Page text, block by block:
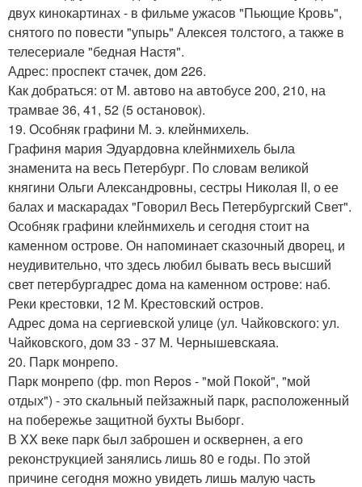
двух кинокартинах - в фильме ужасов "Пьющие Кровь",
снятого по повести "упырь" Алексея толстого, а также в
телесериале "бедная Настя".
Адрес: проспект стачек, дом 226.
Как добраться: от М. автово на автобусе 200, 210, на
трамвае 36, 41, 52 (5 остановок).
19. Особняк графини М. э. клейнмихель.
Графиня мария Эдуардовна клейнмихель была
знаменита на весь Петербург. По словам великой
княгини Ольги Александровны, сестры Николая II, о ее
балах и маскарадах "Говорил Весь Петербургский Свет".
Особняк графини клейнмихель и сегодня стоит на
каменном острове. Он напоминает сказочный дворец, и
неудивительно, что здесь любил бывать весь высший
свет петербургадрес дома на каменном острове: наб.
Реки крестовки, 12 М. Крестовский остров.
Адрес дома на сергиевской улице (ул. Чайковского: ул.
Чайковского, дом 33 - 37 М. Чернышевскаяа.
20. Парк монрепо.
Парк монрепо (фр. mon Repos - "мой Покой", "мой
отдых") - это скальный пейзажный парк, расположенный
на побережье защитной бухты Выборг.
В XX веке парк был заброшен и осквернен, а его
реконструкцией занялись лишь 80 е годы. По этой
причине сегодня можно увидеть лишь малую часть